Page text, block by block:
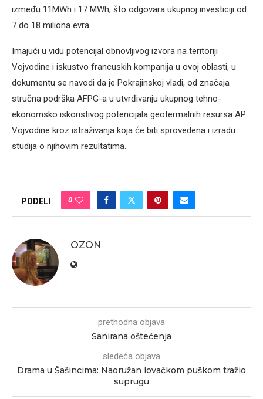
između 11MWh i 17 MWh, što odgovara ukupnoj investiciji od
7 do 18 miliona evra.
Imajući u vidu potencijal obnovljivog izvora na teritoriji
Vojvodine i iskustvo francuskih kompanija u ovoj oblasti, u
dokumentu se navodi da je Pokrajinskoj vladi, od značaja
stručna podrška AFPG-a u utvrđivanju ukupnog tehno-
ekonomsko iskoristivog potencijala geotermalnih resursa AP
Vojvodine kroz istraživanja koja će biti sprovedena i izradu
studija o njihovim rezultatima.
PODELI 0
OZON
prethodna objava
Sanirana oštećenja
sledeća objava
Drama u Šašincima: Naoružan lovačkom puškom tražio
suprugu